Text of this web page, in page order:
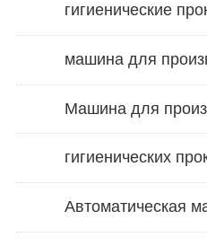
гигиенические
гигиенических